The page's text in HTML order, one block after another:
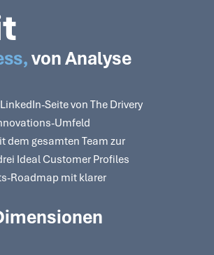
von Analyse
Seite von The Drivery
Umfeld
dem gesamten Team zur
Ideal Customer Profiles
Roadmap mit klarer